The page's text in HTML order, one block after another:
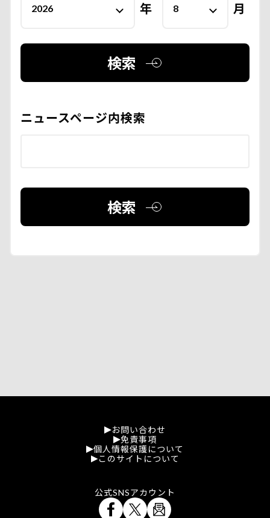
年 月
検索
ニュースページ内検索
検索
お問い合わせ
免責事項
個人情報保護について
このサイトについて
公式SNSアカウント